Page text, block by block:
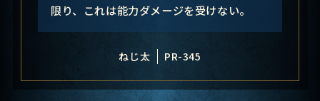
限り、これは能力ダメージを受けない。
ねじ太 PR-345